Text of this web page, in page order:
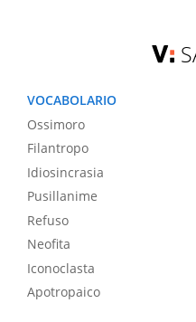
VOCABOLARIO
Ossimoro
Filantropo
Idiosincrasia
Pusillanime
Refuso
Neofita
Iconoclasta
Apotropaico